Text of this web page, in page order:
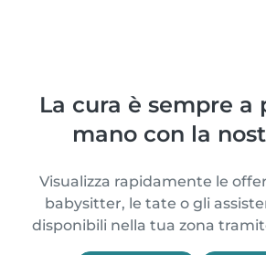
La cura è sempre a
mano con la
Visualizza rapidamente le
babysitter, le tate o gli
disponibili nella tua zona